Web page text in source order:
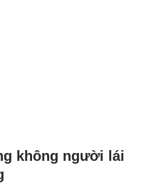
không người lái